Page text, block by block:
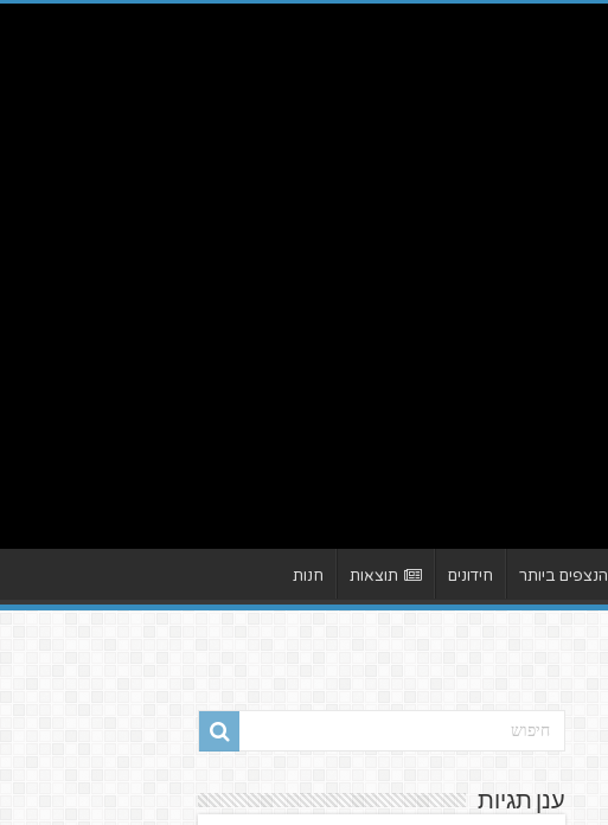
הנצפים ביותר חידונים תוצאות חנות
ענן תגיות